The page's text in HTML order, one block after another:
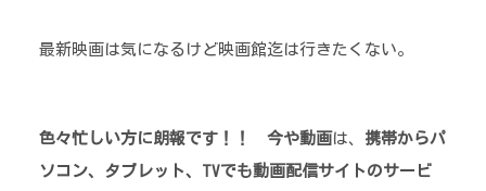
最新映画は気になるけど映画館迄は行きたくない。
色々忙しい方に朗報です！！ 今や動画は、 携帯からパ
ソコン、タブレット、TVでも動画配信サイトのサービ